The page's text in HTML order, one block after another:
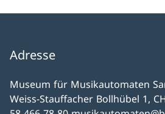
Adresse
Museum für Musikautomaten
Weiss-Stauffacher Bollhübel 1,